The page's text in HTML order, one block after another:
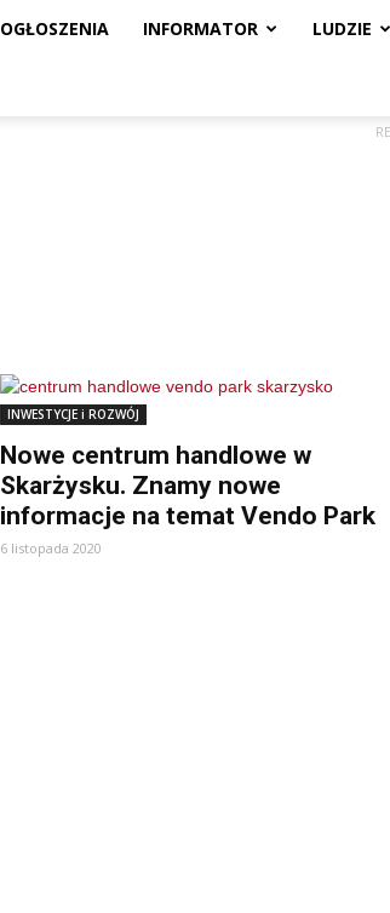
OGŁOSZENIA INFORMATOR LUDZIE
INWESTYCJE i ROZWÓJ
Nowe centrum handlowe w
Skarżysku. Znamy nowe
informacje na temat Vendo Park
6 listopada 2020